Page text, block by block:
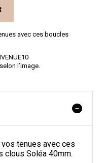
avec ces boucles
l’image.
tenues avec ces
clous Soléa 40mm.